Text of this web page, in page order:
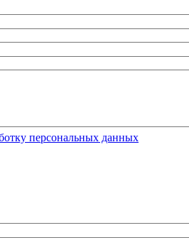
персональных данных